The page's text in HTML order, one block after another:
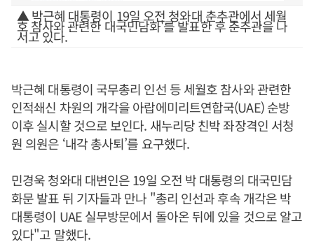
▲ 박근혜 대통령이 19일 오전 청와대 춘추관에서 세월
호 참사와 관련한 대국민담화'를 발표한 후 춘추관을 나
서고 있다.
박근혜 대통령이 국무총리 인선 등 세월호 참사와 관련한
인적쇄신 차원의 개각을 아랍에미리트연합국(UAE) 순방
이후 실시할 것으로 보인다. 새누리당 친박 좌장격인 서청
원 의원은 ‘내각 총사퇴’를 요구했다.
민경욱 청와대 대변인은 19일 오전 박 대통령의 대국민담
화문 발표 뒤 기자들과 만나 "총리 인선과 후속 개각은 박
대통령이 UAE 실무방문에서 돌아온 뒤에 있을 것으로 알고
있다"고 말했다.